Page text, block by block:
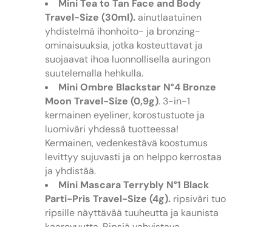
Mini Tea to Tan Face and Body
Travel-Size (30ml). ainutlaatuinen
yhdistelmä ihonhoito- ja bronzing-
ominaisuuksia, jotka kosteuttavat ja
suojaavat ihoa luonnollisella auringon
suutelemalla hehkulla.
Mini Ombre Blackstar N°4 Bronze
Moon Travel-Size (0,9g). 3-in-1
kermainen eyeliner, korostustuote ja
luomiväri yhdessä tuotteessa!
Kermainen, vedenkestävä koostumus
levittyy sujuvasti ja on helppo kerrostaa
ja yhdistää.
Mini Mascara Terrybly N°1 Black
Parti-Pris Travel-Size (4g). ripsiväri tuo
ripsille näyttävää tuuheutta ja kaunista